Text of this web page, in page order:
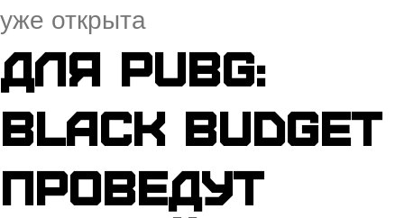
уже открыта
Для PUBG:
Black Budget
проведут